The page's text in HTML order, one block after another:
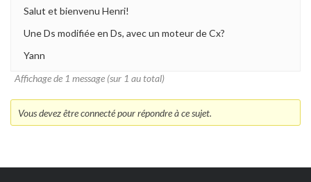
Salut et bienvenu Henri!
Une Ds modifiée en Ds, avec un moteur de Cx?
Yann
Affichage de 1 message (sur 1 au total)
Vous devez être connecté pour répondre à ce sujet.